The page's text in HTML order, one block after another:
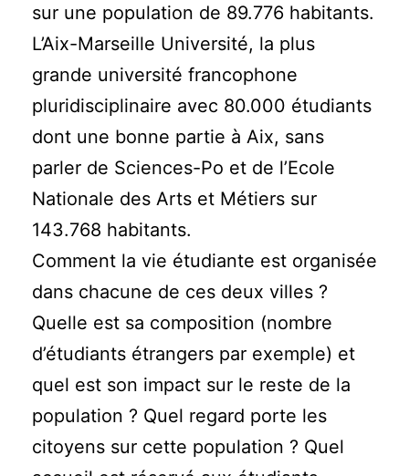
sur une population de 89.776 habitants.
L’Aix-Marseille Université, la plus
grande université francophone
pluridisciplinaire avec 80.000 étudiants
dont une bonne partie à Aix, sans
parler de Sciences-Po et de l’Ecole
Nationale des Arts et Métiers sur
143.768 habitants.
Comment la vie étudiante est organisée
dans chacune de ces deux villes ?
Quelle est sa composition (nombre
d’étudiants étrangers par exemple) et
quel est son impact sur le reste de la
population ? Quel regard porte les
citoyens sur cette population ? Quel